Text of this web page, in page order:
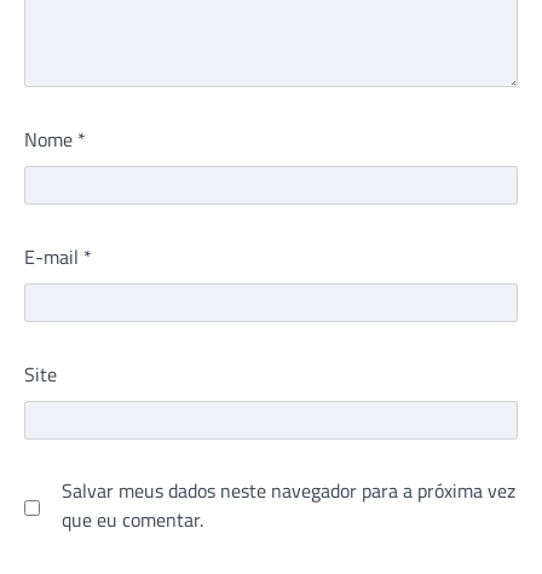
Nome *
E-mail *
Site
Salvar meus dados neste navegador para a próxima vez
que eu comentar.